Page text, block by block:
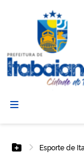
Botão Menu
Esporte de